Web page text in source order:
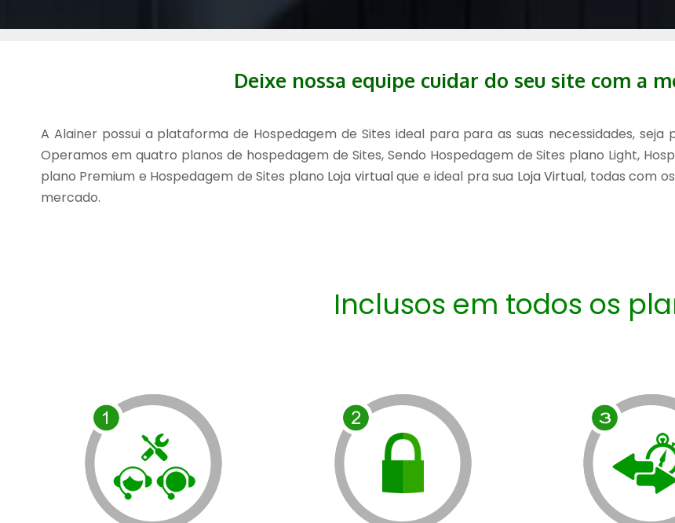
Deixe nossa equipe cuidar do seu site com a
A Alainer possui a plataforma de Hospedagem de Sites ideal para para as suas necessidades,
Operamos em quatro planos de hospedagem de Sites, Sendo Hospedagem de Sites plano Light,
plano Premium e Hospedagem de Sites plano Loja virtualque e ideal pra sua Loja Virtual, todas com
mercado.
Inclusos em todos os